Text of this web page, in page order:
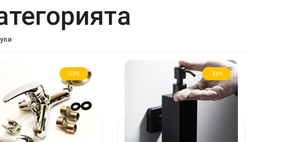
-53% -31%